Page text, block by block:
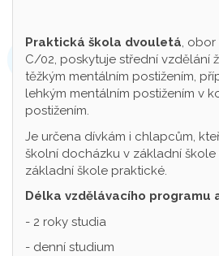
Praktická škola dvouletá, obor
C/02, poskytuje střední vzdělání
těžkým mentálním postižením,
lehkým mentálním postižením v
postižením.
Je určena dívkám i chlapcům,
školní docházku v základní škole
základní škole praktické.
Délka vzdělávacího programu
- 2 roky studia
- denní studium